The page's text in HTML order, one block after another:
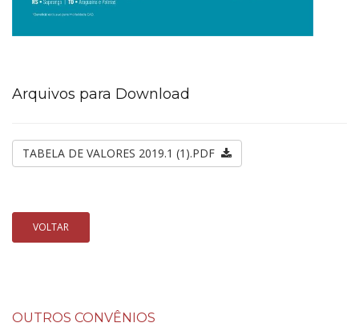
Arquivos para Download
TABELA DE VALORES 2019.1 (1).PDF
VOLTAR
OUTROS CONVÊNIOS